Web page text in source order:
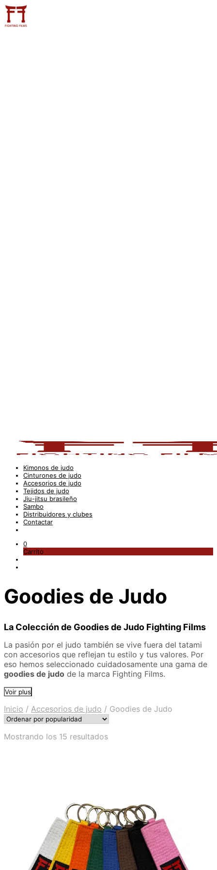
Kimonos de judo
Cinturones de judo
Accesorios de judo
Tejidos de judo
Jiu-jitsu brasileño
Sambo
Distribuidores y clubes
Contactar
0
Carrito
Goodies de Judo
La Colección de Goodies de Judo Fighting Films
La pasión por el judo también se vive fuera del tatami
con accesorios que reflejan tu estilo y tus valores. Por
eso hemos seleccionado cuidadosamente una gama de
goodies de judo de la marca Fighting Films.
Voir plus
Inicio / Accesorios de judo / Goodies de Judo
Mostrando los 15 resultadosOrdenado